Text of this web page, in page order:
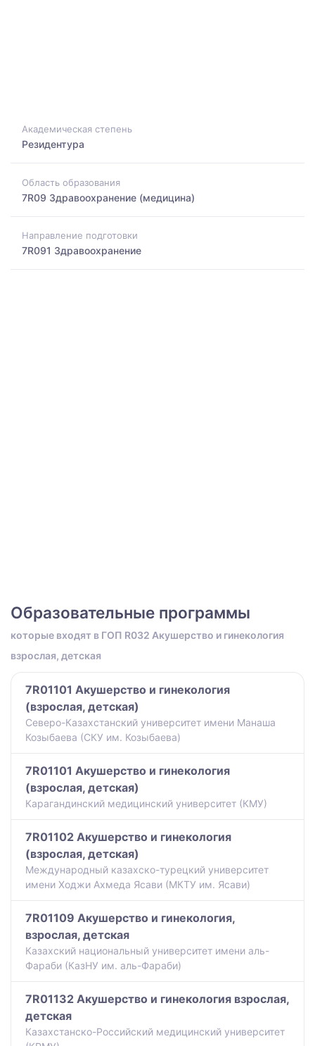
Академическая степень
Резидентура
Область образования
7R09 Здравоохранение (медицина)
Направление подготовки
7R091 Здравоохранение
Образовательные программы
которые входят в ГОП R032 Акушерство и гинекология
взрослая, детская
7R01101 Акушерство и гинекология
(взрослая, детская)
Северо-Казахстанский университет имени Манаша
Козыбаева (СКУ им. Козыбаева)
7R01101 Акушерство и гинекология
(взрослая, детская)
Карагандинский медицинский университет (КМУ)
7R01102 Акушерство и гинекология
(взрослая, детская)
Международный казахско-турецкий университет
имени Ходжи Ахмеда Ясави (МКТУ им. Ясави)
7R01109 Акушерство и гинекология,
взрослая, детская
Казахский национальный университет имени аль-
Фараби (КазНУ им. аль-Фараби)
7R01132 Aкушерство и гинекология взрослая,
детская
Казахстанско-Российский медицинский университет